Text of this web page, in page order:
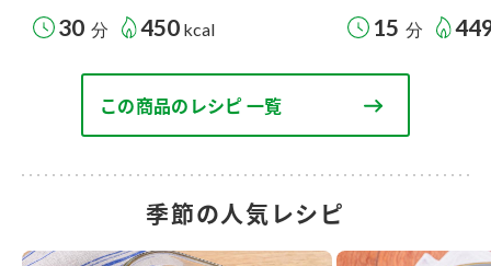
30 分 450 kcal 15 分
この商品のレシピ 一覧
季節の人気レシピ